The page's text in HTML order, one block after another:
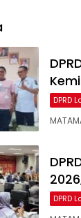
DPRD
DPRD